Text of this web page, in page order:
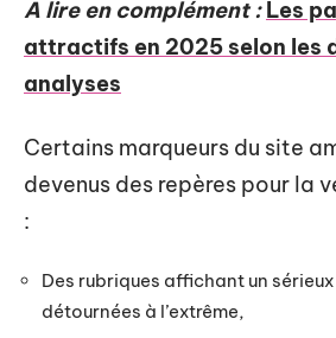
A lire en complément : Les
attractifs en 2025 selon les
analyses
Certains marqueurs du site
devenus des repères pour la
:
Des rubriques affichant un
détournées à l’extrême,